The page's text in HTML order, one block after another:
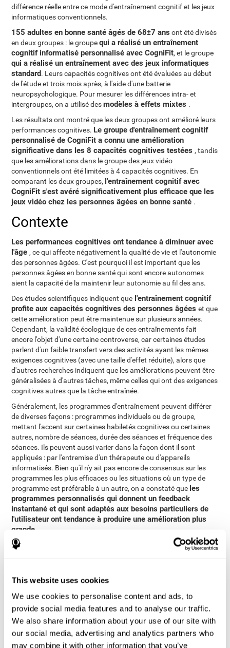
This website uses cookies
We use cookies to personalise content and ads, to
provide social media features and to analyse our traffic.
We also share information about your use of our site with
our social media, advertising and analytics partners who
may combine it with other information that you’ve
différence réelle entre ce mode d'entraînement cognitif et les jeux
informatiques conventionnels.
155 adultes en bonne santé âgés de 68±7 ans ont été divisés
en deux groupes : le groupequi a réalisé un entraînement
cognitif informatisé personnalisé avec CogniFit, et le groupe
qui a réalisé un entraînement avec des jeux informatiques
standard. Leurs capacités cognitives ont été évaluées au début
de l'étude et trois mois après, à l'aide d'une batterie
neuropsychologique. Pour mesurer les différences intra- et
intergroupes, on a utilisé desmodèles à effets mixtes .
Les résultats ont montré que les deux groupes ont amélioré leurs
performances cognitives. Le groupe d'entraînement cognitif
personnalisé de CogniFit a connu une amélioration
significative dans les 8 capacités cognitives testées, tandis
que les améliorations dans le groupe des jeux vidéo
conventionnels ont été limitées à 4 capacités cognitives. En
comparant les deux groupes, l'entraînement cognitif avec
CogniFit s'est avéré significativement plus efficace que les
jeux vidéo chez les personnes âgées en bonne santé .
Contexte
Les performances cognitives ont tendance à diminuer avec
l'âge, ce qui affecte négativement la qualité de vie et l'autonomie
des personnes âgées. C'est pourquoi il est important que les
personnes âgées en bonne santé qui sont encore autonomes
aient la capacité de la maintenir leur autonomie au fil des ans.
Des études scientifiques indiquent que l'entraînement cognitif
profite aux capacités cognitives des personnes âgéeset que
cette amélioration peut être maintenue sur plusieurs années.
Cependant, la validité écologique de ces entraînements fait
encore l'objet d'une certaine controverse, car certaines études
parlent d'un faible transfert vers des activités ayant les mêmes
exigences cognitives (avec une taille d'effet réduite), alors que
d'autres recherches indiquent que les améliorations peuvent être
généralisées à d'autres tâches, même celles qui ont des exigences
cognitives autres que la tâche entraînée.
Généralement, les programmes d'entraînement peuvent différer
de diverses façons : programmes individuels ou de groupe,
mettant l'accent sur certaines habiletés cognitives ou certaines
autres, nombre de séances, durée des séances et fréquence des
séances. Ils peuvent aussi varier dans la façon dont il sont
appliqués : par l'entremise d'un thérapeute ou d'appareils
informatisés. Bien qu'il n'y ait pas encore de consensus sur les
programmes les plus efficaces ou les situations où un type de
programme est préférable à un autre, on a constaté que les
programmes personnalisés qui donnent un feedback
instantané et qui sont adaptés aux besoins particuliers de
l'utilisateur ont tendance à produire une amélioration plus
grande
Pour autant, l'objectif de cette étude est de déterminer si les
Méthodologie
Participants
Les adultes de plus de 50 ansqui fréquentaient l'ambulatoire
du Département de neurologie du Centre médical Sourasky de Tel-
Aviv ont été invités à participer. Les
critères d'inclusion